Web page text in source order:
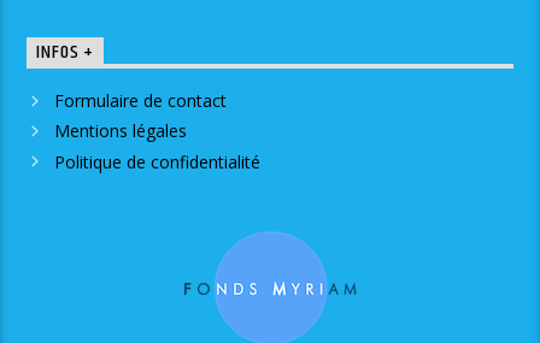
INFOS +
Formulaire de contact
Mentions légales
Politique de confidentialité